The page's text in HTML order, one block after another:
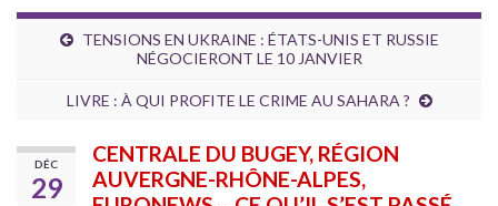
TENSIONS EN UKRAINE : ÉTATS-UNIS ET RUSSIE
NÉGOCIERONT LE 10 JANVIER
LIVRE : À QUI PROFITE LE CRIME AU SAHARA ?
DÉC
29
CENTRALE DU BUGEY, RÉGION
AUVERGNE-RHÔNE-ALPES,